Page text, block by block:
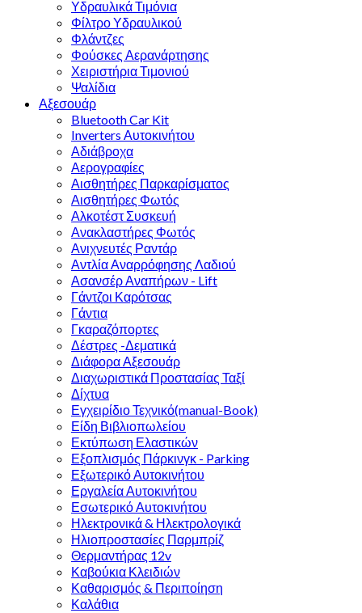
Υδραυλικά Τιμόνια
Φίλτρο Υδραυλικού
Φλάντζες
Φούσκες Αερανάρτησης
Χειριστήρια Τιμονιού
Ψαλίδια
Αξεσουάρ
Bluetooth Car Kit
Inverters Αυτοκινήτου
Αδιάβροχα
Αερογραφίες
Αισθητήρες Παρκαρίσματος
Αισθητήρες Φωτός
Αλκοτέστ Συσκευή
Ανακλαστήρες Φωτός
Ανιχνευτές Ραντάρ
Αντλία Αναρρόφησης Λαδιού
Ασανσέρ Αναπήρων - Lift
Γάντζοι Καρότσας
Γάντια
Γκαραζόπορτες
Δέστρες -Δεματικά
Διάφορα Αξεσουάρ
Διαχωριστικά Προστασίας Ταξί
Δίχτυα
Εγχειρίδιο Τεχνικό(manual-Book)
Είδη Βιβλιοπωλείου
Εκτύπωση Ελαστικών
Εξοπλισμός Πάρκινγκ - Parking
Εξωτερικό Αυτοκινήτου
Εργαλεία Αυτοκινήτου
Εσωτερικό Αυτοκινήτου
Ηλεκτρονικά & Ηλεκτρολογικά
Ηλιοπροστασίες Παρμπρίζ
Θερμαντήρας 12v
Καβούκια Κλειδιών
Καθαρισμός & Περιποίηση
Καλάθια